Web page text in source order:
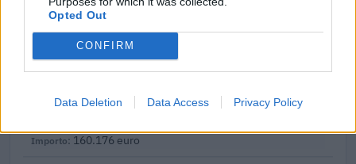
Opted Out
CONFIRM
Data Deletion Data Access Privacy Policy
indeterminato nel bienni
inps
54.687 euro
2023-05-03
consumo di energia elettrica
160.176 euro